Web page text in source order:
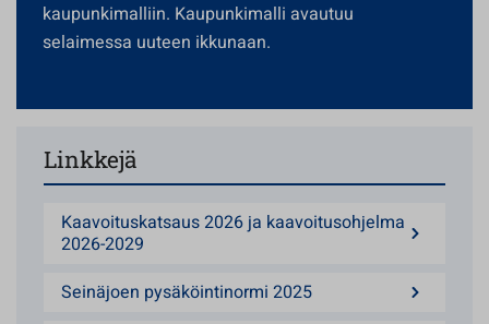
kaupunkimalliin. Kaupunkimalli avautuu
selaimessa uuteen ikkunaan.
Linkkejä
Kaavoituskatsaus 2026 ja kaavoitusohjelma
2026-2029
Seinäjoen pysäköintinormi 2025